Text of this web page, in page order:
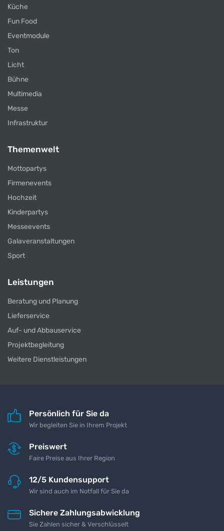
Küche
Fun Food
Eventmodule
Ton
Licht
Bühne
Multimedia
Messe
Infrastruktur
Themenwelt
Mottopartys
Firmenevents
Hochzeit
Kinderpartys
Messeevents
Galaveranstaltungen
Sport
Leistungen
Beratung und Planung
Lieferservice
Auf- und Abbauservice
Projektbegleitung
Weitere Dienstleistungen
Persönlich für Sie da
Wir begleiten Sie in Ihrem Projekt
Preiswert
Faire Preise aus Ihrer Region
12/5 Kundensupport
Wir sind auch im Notfall für Sie da
Sichere Zahlungsabwicklung
Sie Zahlen sicher & Verschlüsselt